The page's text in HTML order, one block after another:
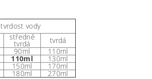
tvrdost vody
středně
tvrdá
tvrdá
90ml 110ml
110ml 130ml
150ml 170ml
180ml 270ml